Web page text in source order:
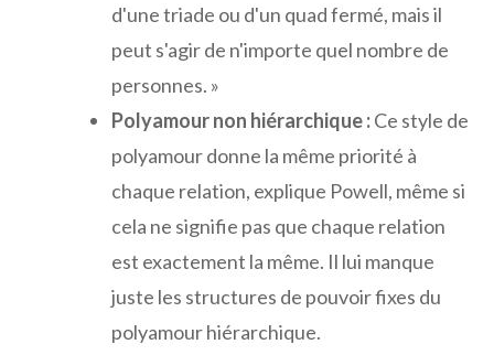
d'une triade ou d'un quad fermé, mais il
peut s'agir de n'importe quel nombre de
personnes. »
Polyamour non hiérarchique :Ce style de
polyamour donne la même priorité à
chaque relation, explique Powell, même si
cela ne signifie pas que chaque relation
est exactement la même. Il lui manque
juste les structures de pouvoir fixes du
polyamour hiérarchique.